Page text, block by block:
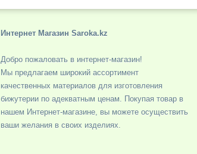
Интернет Магазин Saroka.kz
Добро пожаловать в интернет-магазин!
Мы предлагаем широкий ассортимент
качественных материалов для изготовления
бижутерии по адекватным ценам. Покупая товар в
нашем Интернет-магазине, вы можете осуществить
ваши желания в своих изделиях.